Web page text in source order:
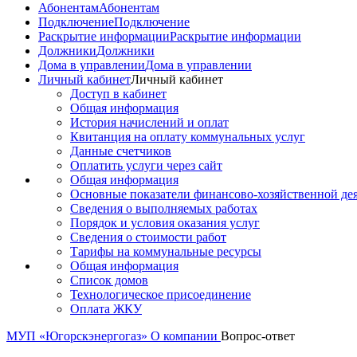
АбонентамАбонентам
ПодключениеПодключение
Раскрытие информацииРаскрытие информации
ДолжникиДолжники
Дома в управленииДома в управлении
Личный кабинетЛичный кабинет
Доступ в кабинет
Общая информация
История начислений и оплат
Квитанция на оплату коммунальных услуг
Данные счетчиков
Оплатить услуги через сайт
Общая информация
Основные показатели финансово-хозяйственной
Сведения о выполняемых работах
Порядок и условия оказания услуг
Сведения о стоимости работ
Тарифы на коммунальные ресурсы
Общая информация
Список домов
Технологическое присоединение
Оплата ЖКУ
МУП «Югорскэнергогаз» О компании Вопрос-ответ